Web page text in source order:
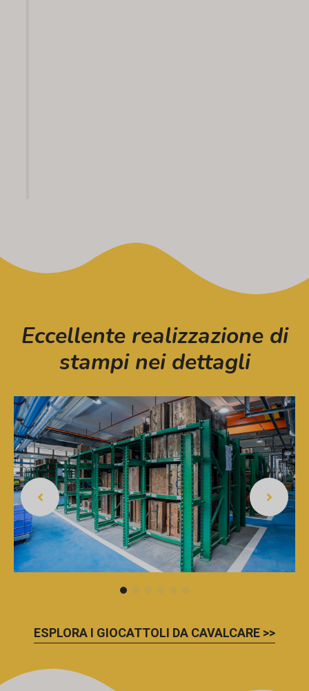
Eccellente realizzazione di
stampi nei dettagli
ESPLORA I GIOCATTOLI DA CAVALCARE >>